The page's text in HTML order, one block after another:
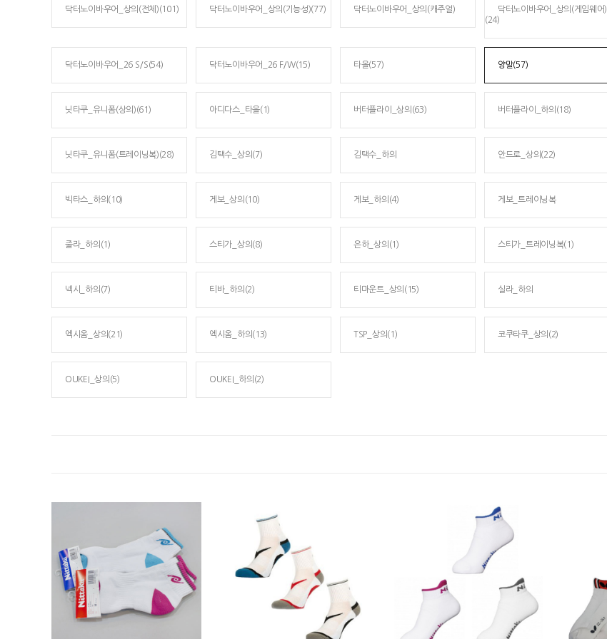
닥터노이바우어_상의(전체)(101) 닥터노이바우어_상의(기능성)(77) 닥터노이바우어_상의(캐주얼)
닥터노이바우어_상의(게임웨어)
(24)
닥터노이바우어_26 S/S(54) 닥터노이바우어_26 F/W(15) 타올(57) 양말(57)
닛타쿠_유니폼(상의)(61) 아디다스_타올(1) 버터플라이_상의(63) 버터플라이_하의(18)
닛타쿠_유니폼(트레이닝복)(28) 김택수_상의(7) 김택수_하의 안드로_상의(22)
빅타스_하의(10) 게보_상의(10) 게보_하의(4) 게보_트레이닝복
줄라_하의(1) 스티가_상의(8) 은하_상의(1) 스티가_트레이닝복(1)
넥시_하의(7) 티바_하의(2) 티마운트_상의(15) 실라_하의
엑시옴_상의(21) 엑시옴_하의(13) TSP_상의(1) 코쿠타쿠_상의(2)
OUKEI_상의(5) OUKEI_하의(2)